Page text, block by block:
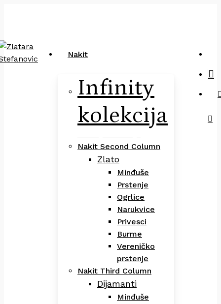
content
Nakit
Infinity
kolekcija
Nakit Second Column
Zlato
Minđuše
Prstenje
Ogrlice
Narukvice
Privesci
Burme
Vereničko
prstenje
Nakit Third Column
Dijamanti
Minđuše